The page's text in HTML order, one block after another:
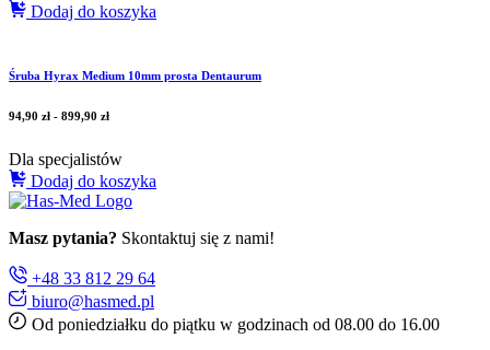
Dodaj do koszyka
Śruba Hyrax Medium 10mm prosta Dentaurum
94,90 zł - 899,90 zł
Dla specjalistów
Dodaj do koszyka
Masz pytania? Skontaktuj się z nami!
+48 33 812 29 64
biuro@hasmed.pl
Od poniedziałku do piątku w godzinach od 08.00 do 16.00